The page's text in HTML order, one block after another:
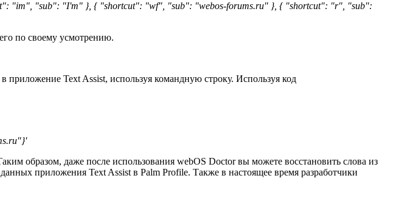
"sub": "I'm" }, { "shortcut": "wf", "sub": "webos-forums.ru" }, { "shortcut": "r", "sub":
по своему усмотрению.
приложение Text Assist, используя командную строку. Используя код
образом, даже после использования webOS Doctor вы можете восстановить слова из
приложения Text Assist в Palm Profile. Также в настоящее время разработчики